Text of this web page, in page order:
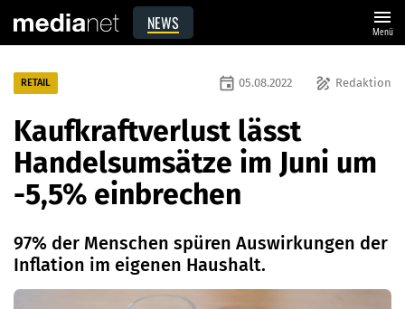
NEWS menu
Menü
RETAIL draw Redaktion
event 05.08.2022
Kaufkraftverlust lässt
Handelsumsätze im Juni um
-5,5% einbrechen
97% der Menschen spüren Auswirkungen der
Inflation im eigenen Haushalt.